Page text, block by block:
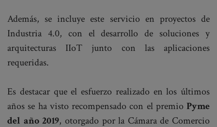
Además, se incluye este servicio en proyectos de
Industria 4.0, con el desarrollo de soluciones y
arquitecturas IIoT junto con las aplicaciones
requeridas.
Es destacar que el esfuerzo realizado en los últimos
años se ha visto recompensado con el premio Pyme
del año 2019, otorgado por la Cámara de Comercio